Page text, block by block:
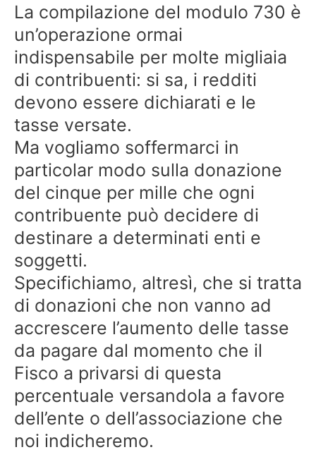
La compilazione del modulo 730 è
un’operazione ormai
indispensabile per molte migliaia
di contribuenti: si sa, i redditi
devono essere dichiarati e le
tasse versate.
Ma vogliamo soffermarci in
particolar modo sulla donazione
del cinque per mille che ogni
contribuente può decidere di
destinare a determinati enti e
soggetti.
Specifichiamo, altresì, che si tratta
di donazioni che non vanno ad
accrescere l’aumento delle tasse
da pagare dal momento che il
Fisco a privarsi di questa
percentuale versandola a favore
dell’ente o dell’associazione che
noi indicheremo.